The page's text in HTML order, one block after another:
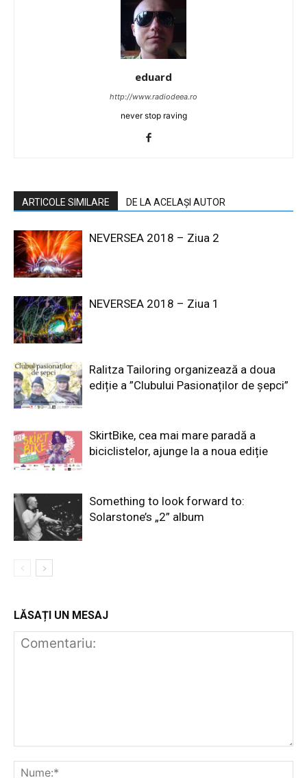
eduard
http://www.radiodeea.ro
never stop raving
ARTICOLE SIMILARE DE LA ACELAȘI AUTOR
NEVERSEA 2018 – Ziua 2
NEVERSEA 2018 – Ziua 1
Ralitza Tailoring organizează a doua
ediție a ”Clubului Pasionaților de șepci”
SkirtBike, cea mai mare paradă a
biciclistelor, ajunge la a noua ediție
Something to look forward to:
Solarstone’s „2” album
LĂSAȚI UN MESAJ